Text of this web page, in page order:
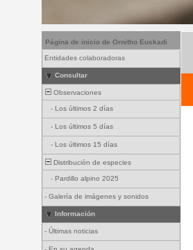
Página de inicio de Ornitho Euskadi
Entidades colaboradoras
Consultar
Observaciones
- Los últimos 2 días
- Los últimos 5 días
- Los últimos 15 días
Distribución de especies
- Pardillo alpino 2025
- Galería de imágenes y sonidos
Información
- Últimas noticias